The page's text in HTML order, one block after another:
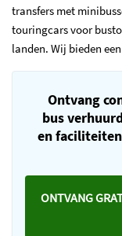
transfers met
touringcars voor
landen. Wij bieden
Ontvang
bus
en
ONTVANG